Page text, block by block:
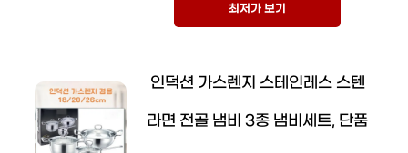
최저가 보기
인덕션 가스렌지 스테인레스 스텐
라면 전골 냄비 3종 냄비세트, 단품